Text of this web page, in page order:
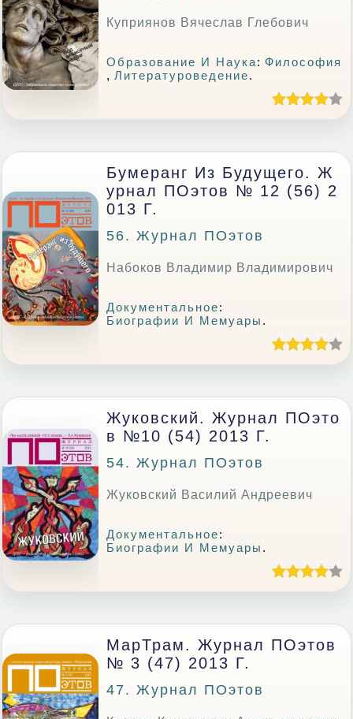
Куприянов Вячеслав Глебович
Образование И Наука: Философия
,Литературоведение.
Бумеранг Из Будущего. Ж
Урнал ПОэтов № 12 (56) 2
013 Г.
56. Журнал ПОэтов
Набоков Владимир Владимирович
Документальное:
Биографии И Мемуары .
Жуковский. Журнал ПОэто
В №10 (54) 2013 Г.
54. Журнал ПОэтов
Жуковский Василий Андреевич
Документальное:
Биографии И Мемуары .
МарТрам. Журнал ПОэтов
№ 3 (47) 2013 Г.
47. Журнал ПОэтов